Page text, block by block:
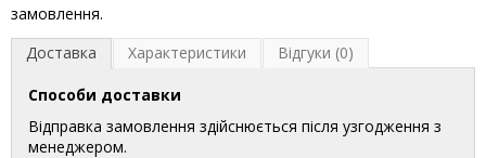
замовлення.
Доставка
Характеристики Відгуки (0)
Способи доставки
Відправка замовлення здійснюється після узгодження з
менеджером.